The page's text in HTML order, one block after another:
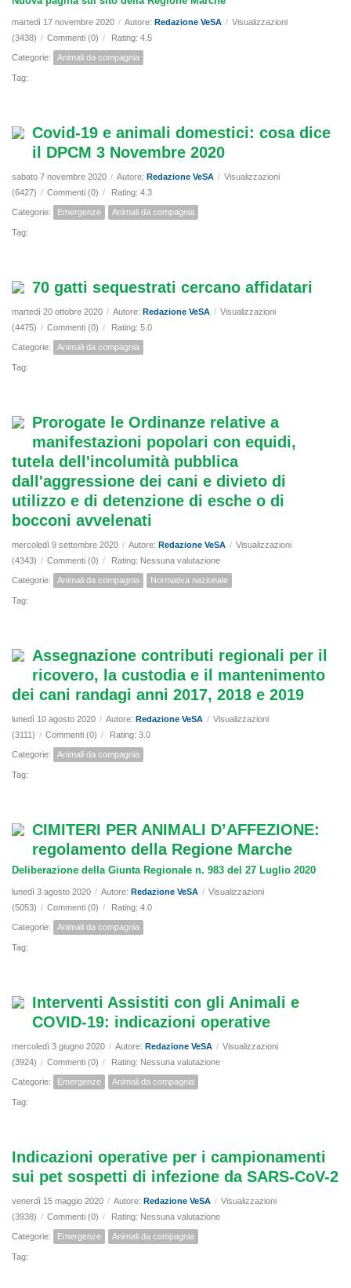
martedì 17 novembre 2020 / Autore: Redazione VeSA / Visualizzazioni
(3438) / Commenti (0) / Rating: 4.5
Categorie: Animali da compagnia
Tag:
Covid-19 e animali domestici: cosa dice
il DPCM 3 Novembre 2020
sabato 7 novembre 2020 / Autore: Redazione VeSA / Visualizzazioni
(6427) / Commenti (0) / Rating: 4.3
Categorie: Emergenze Animali da compagnia
Tag:
70 gatti sequestrati cercano affidatari
martedì 20 ottobre 2020 / Autore: Redazione VeSA / Visualizzazioni
(4475) / Commenti (0) / Rating: 5.0
Categorie: Animali da compagnia
Tag:
Prorogate le Ordinanze relative a
manifestazioni popolari con equidi,
tutela dell'incolumità pubblica
dall'aggressione dei cani e divieto di
utilizzo e di detenzione di esche o di
bocconi avvelenati
mercoledì 9 settembre 2020 / Autore: Redazione VeSA / Visualizzazioni
(4343) / Commenti (0) / Rating: Nessuna valutazione
Categorie: Animali da compagnia Normativa nazionale
Tag:
Assegnazione contributi regionali per il
ricovero, la custodia e il mantenimento
dei cani randagi anni 2017, 2018 e 2019
lunedì 10 agosto 2020 / Autore: Redazione VeSA / Visualizzazioni
(3111) / Commenti (0) / Rating: 3.0
Categorie: Animali da compagnia
Tag:
CIMITERI PER ANIMALI D’AFFEZIONE:
regolamento della Regione Marche
Deliberazione della Giunta Regionale n. 983 del 27 Luglio 2020
lunedì 3 agosto 2020 / Autore: Redazione VeSA / Visualizzazioni
(5053) / Commenti (0) / Rating: 4.0
Categorie: Animali da compagnia
Tag:
Interventi Assistiti con gli Animali e
COVID-19: indicazioni operative
mercoledì 3 giugno 2020 / Autore: Redazione VeSA / Visualizzazioni
(3924) / Commenti (0) / Rating: Nessuna valutazione
Categorie: Emergenze Animali da compagnia
Tag:
Indicazioni operative per i campionamenti
sui pet sospetti di infezione da SARS-CoV-2
venerdì 15 maggio 2020 / Autore: Redazione VeSA / Visualizzazioni
(3938) / Commenti (0) / Rating: Nessuna valutazione
Categorie: Emergenze Animali da compagnia
Tag: